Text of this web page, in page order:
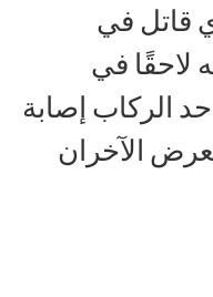
قاتل في
لاحقًا في
الركاب إصابة
الآخران